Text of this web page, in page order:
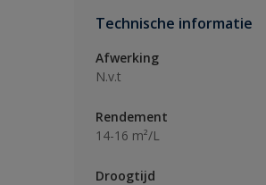
Technische informatie
Afwerking
N.v.t
Rendement
14-16 m²/L
Droogtijd